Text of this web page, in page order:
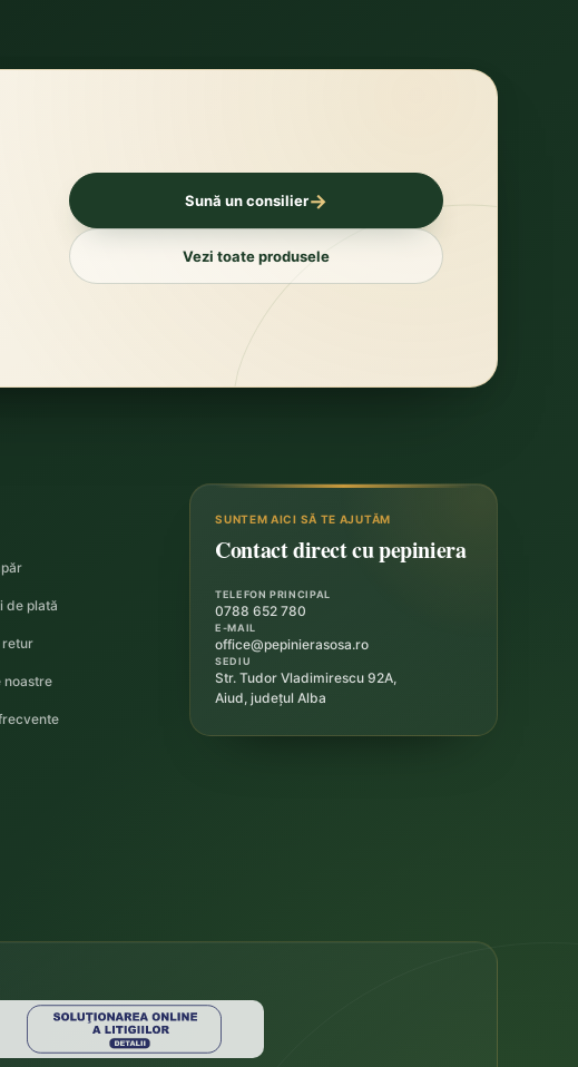
Sună un consilier→
Vezi toate produsele
de plată
retur
noastre
SUNTEM AICI SĂ TE AJUTĂM
Contact direct cu pepiniera
TELEFON PRINCIPAL
0788 652 780
E-MAIL
office@pepinierasosa.ro
SEDIU
Str. Tudor Vladimirescu 92A,
Aiud, județul Alba